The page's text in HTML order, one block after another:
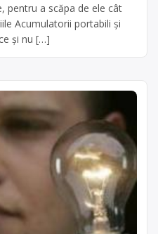
pentru a scăpa de ele cât
Acumulatorii portabili şi
şi nu […]